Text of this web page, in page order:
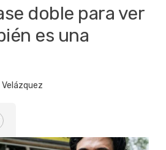
doble para ver
es una
Velázquez